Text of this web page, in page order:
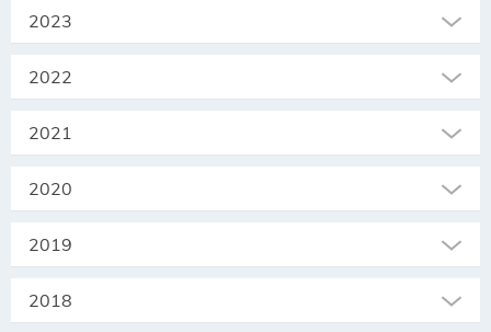
2023
2022
2021
2020
2019
2018